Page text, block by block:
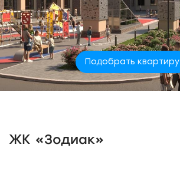
Подобрать квартиру
ЖК «Зодиак»